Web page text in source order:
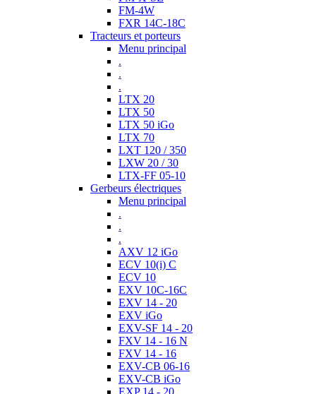
FM-4W
FXR 14C-18C
Tracteurs et porteurs
Menu principal
.
.
.
LTX 20
LTX 50
LTX 50 iGo
LTX 70
LXT 120 / 350
LXW 20 / 30
LTX-FF 05-10
Gerbeurs électriques
Menu principal
.
.
.
AXV 12 iGo
ECV 10(i) C
ECV 10
EXV 10C-16C
EXV 14 - 20
EXV iGo
EXV-SF 14 - 20
FXV 14 - 16 N
FXV 14 - 16
EXV-CB 06-16
EXV-CB iGo
EXP 14 - 20